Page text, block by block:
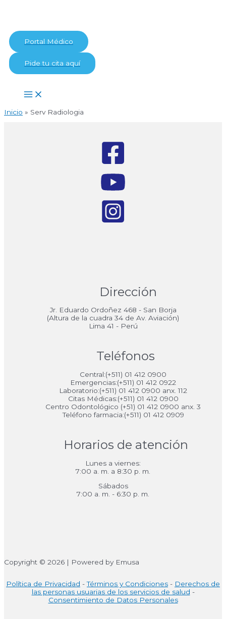
Portal Médico
Pide tu cita aquí
Main
Menu
Inicio
Serv Radiologia
Dirección
Jr. Eduardo Ordoñez 468 - San Borja
(Altura de la cuadra 34 de Av. Aviación)
Lima 41 - Perú
Teléfonos
Central:(+511) 01 412 0900
Emergencias:(+511) 01 412 0922
Laboratorio:(+511) 01 412 0900 anx. 112
Citas Médicas:(+511) 01 412 0900
Centro Odontológico (+51) 01 412 0900 anx. 3
Teléfono farmacia:(+511) 01 412 0909
Horarios de atención
Lunes a viernes:
7:00 a. m. a 8:30 p. m.
Sábados
7:00 a. m. - 6:30 p. m.
Copyright © 2026 | Powered by Emusa
Política de Privacidad -Términos y Condiciones - Derechos de
las personas usuarias de los servicios de salud -
Consentimiento de Datos Personales